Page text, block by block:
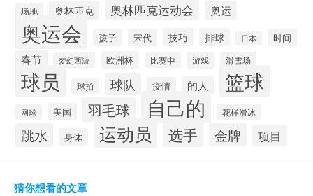
场地 奥林匹克 奥林匹克运动会 奥运
奥运会 孩子 宋代 技巧 排球 日本 时间
春节 梦幻西游 欧洲杯 比赛中 游戏 滑雪场
球员 球拍 球队 疫情 的人 篮球
网球 美国 羽毛球 自己的 花样滑冰
跳水 身体 运动员 选手 金牌 项目
猜你想看的文章